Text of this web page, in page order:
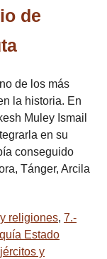
de
de los más
la historia. En
Muley Ismail
en su
conseguido
Tánger, Arcila
religiones, 7.-
Estado
y